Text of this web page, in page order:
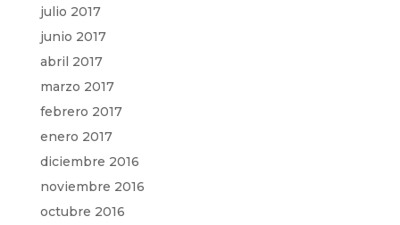
julio 2017
junio 2017
abril 2017
marzo 2017
febrero 2017
enero 2017
diciembre 2016
noviembre 2016
octubre 2016